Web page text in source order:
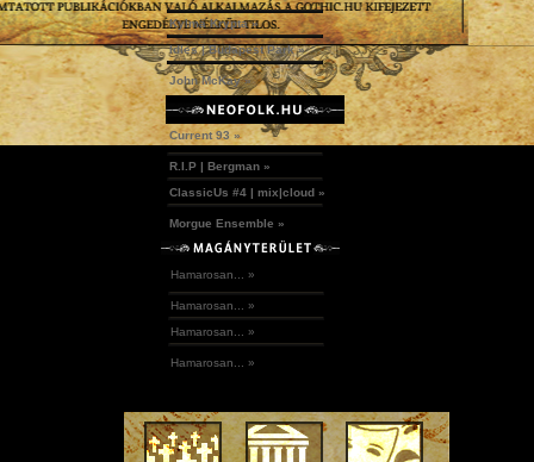
Kylmä Krypta »
Idles | Budapest Park »
John McKay »
Current 93 »
R.I.P | Bergman »
ClassicUs #4 | mix|cloud »
Morgue Ensemble »
Hamarosan... »
Hamarosan... »
Hamarosan... »
Hamarosan... »